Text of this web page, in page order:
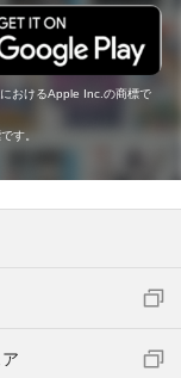
おけるApple Inc.の商標で
す。